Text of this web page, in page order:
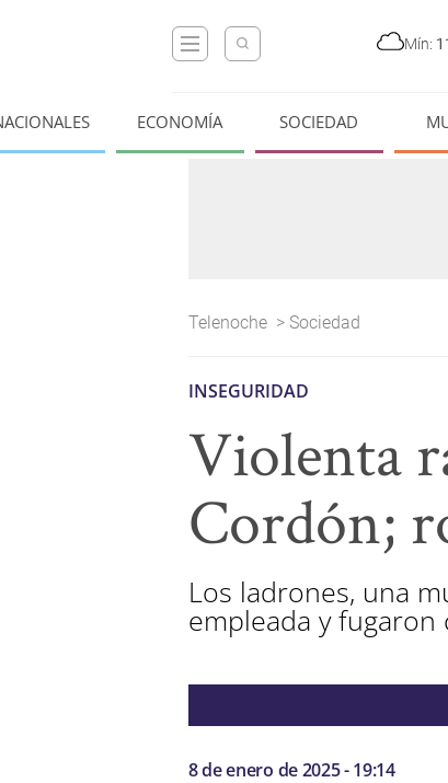
Mín:
ECONOMÍA SOCIEDAD
Telenoche > Sociedad
INSEGURIDAD
Violenta
Cordón;
Los ladrones, una
empleada y
8 de enero de 2025 - 19:14